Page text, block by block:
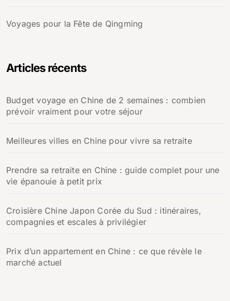
Voyages pour la Fête de Qingming
Articles récents
Budget voyage en Chine de 2 semaines : combien
prévoir vraiment pour votre séjour
Meilleures villes en Chine pour vivre sa retraite
Prendre sa retraite en Chine : guide complet pour une
vie épanouie à petit prix
Croisière Chine Japon Corée du Sud : itinéraires,
compagnies et escales à privilégier
Prix d’un appartement en Chine : ce que révèle le
marché actuel